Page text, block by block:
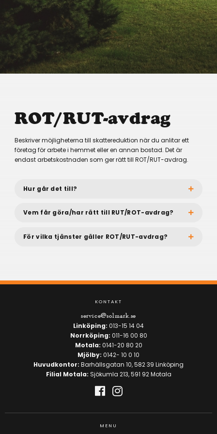
ROT/RUT-avdrag
Beskriver möjligheterna till skattereduktion när du anlitar ett
företag för arbete i hemmet eller en annan bostad. Det är
endast arbetskostnaden som ger rätt till ROT/RUT-avdrag.
Hur går det till?
Vem får göra/har rätt till RUT/ROT-avdrag?
För vilka tjänster gäller ROT/RUT-avdrag?
KONTAKT
service@solmark.se
Linköping: 013-15 14 04
Norrköping: 011-16 00 80
Motala: 0141-20 80 20
Mjölby: 0142- 10 0 10
Huvudkontor: Barhällsgatan 10, 582 39 Linköping
Filial Motala: Sjökumla 213, 591 92 Motala
MENU